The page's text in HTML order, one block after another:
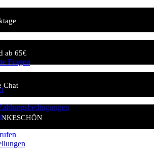
ab 65€
Chat
Fragen